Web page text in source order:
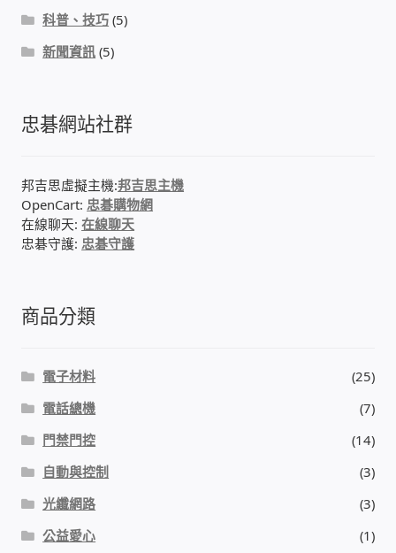
科普、技巧 (5)
新聞資訊 (5)
忠碁網站社群
邦吉思虛擬主機:邦吉思主機
OpenCart:忠碁購物網
在線聊天:在線聊天
忠碁守護:忠碁守護
商品分類
電子材料
(25)
電話總機
(7)
門禁門控
(14)
自動與控制
(3)
光纖網路
(3)
公益愛心
(1)